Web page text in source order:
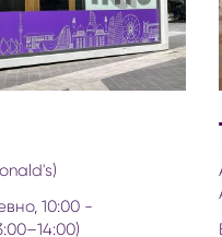
10:00 -